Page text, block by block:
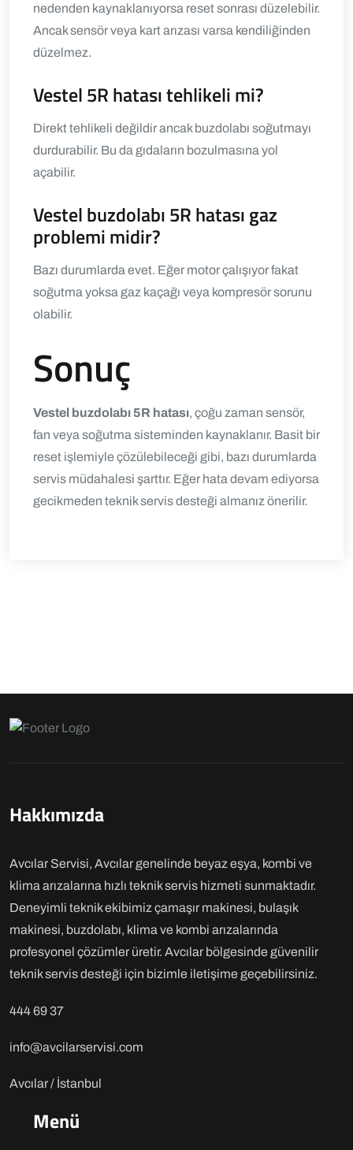
nedenden kaynaklanıyorsa reset sonrası düzelebilir.
Ancak sensör veya kart arızası varsa kendiliğinden
düzelmez.
Vestel 5R hatası tehlikeli mi?
Direkt tehlikeli değildir ancak buzdolabı soğutmayı
durdurabilir. Bu da gıdaların bozulmasına yol
açabilir.
Vestel buzdolabı 5R hatası gaz
problemi midir?
Bazı durumlarda evet. Eğer motor çalışıyor fakat
soğutma yoksa gaz kaçağı veya kompresör sorunu
olabilir.
Sonuç
Vestel buzdolabı 5R hatası, çoğu zaman sensör,
fan veya soğutma sisteminden kaynaklanır. Basit bir
reset işlemiyle çözülebileceği gibi, bazı durumlarda
servis müdahalesi şarttır. Eğer hata devam ediyorsa
gecikmeden teknik servis desteği almanız önerilir.
Hakkımızda
Avcılar Servisi, Avcılar genelinde beyaz eşya, kombi ve
klima arızalarına hızlı teknik servis hizmeti sunmaktadır.
Deneyimli teknik ekibimiz çamaşır makinesi, bulaşık
makinesi, buzdolabı, klima ve kombi arızalarında
profesyonel çözümler üretir. Avcılar bölgesinde güvenilir
teknik servis desteği için bizimle iletişime geçebilirsiniz.
444 69 37
info@avcilarservisi.com
Avcılar / İstanbul
Menü